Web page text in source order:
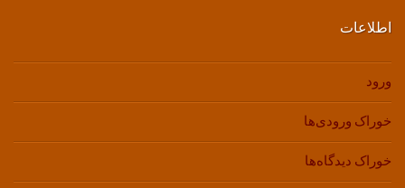
اطلاعات
ورود
خوراک ورودی‌ها
خوراک دیدگاه‌ها